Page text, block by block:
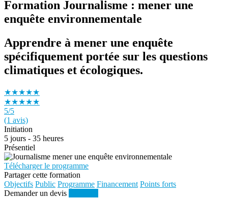
Formation Journalisme : mener une
enquête environnementale
Apprendre à mener une enquête
spécifiquement portée sur les questions
climatiques et écologiques.
★★★★★
★★★★★
5/5
(1 avis)
Initiation
5 jours - 35 heures
Présentiel
Télécharger le programme
Partager cette formation
Objectifs Public Programme Financement Points forts
Demander un devis